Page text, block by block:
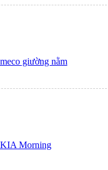
giường nằm
Morning